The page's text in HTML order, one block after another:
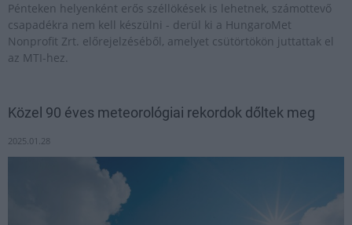
Pénteken helyenként erős széllökések is lehetnek, számottevő
csapadékra nem kell készülni - derül ki a HungaroMet
Nonprofit Zrt. előrejelzéséből, amelyet csütörtökön juttattak el
az MTI-hez.
Közel 90 éves meteorológiai rekordok dőltek meg
2025.01.28